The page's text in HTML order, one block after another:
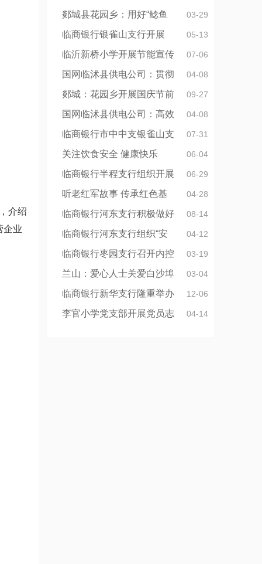
介绍
企业
03-29
郯城县花园乡：用好“鲶鱼
05-13
临商银行银雀山支行开展
07-06
临沂新桥小学开展节能宣传
04-08
国网临沭县供电公司：贯彻
09-27
郯城：花园乡开展国庆节前
04-08
国网临沭县供电公司：高效
07-31
临商银行市中中支银雀山支
06-04
关注饮食安全 健康快乐
06-29
临商银行半程支行组织开展
04-28
听老红军故事 传承红色基
08-14
临商银行河东支行积极做好
04-12
临商银行河东支行组织“安
03-19
临商银行枣园支行召开内控
03-04
兰山：爱心人士关爱白沙埠
12-06
临商银行新华支行隆重举办
04-14
李官小学党支部开展党员志